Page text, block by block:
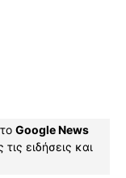
Google News
ειδήσεις και